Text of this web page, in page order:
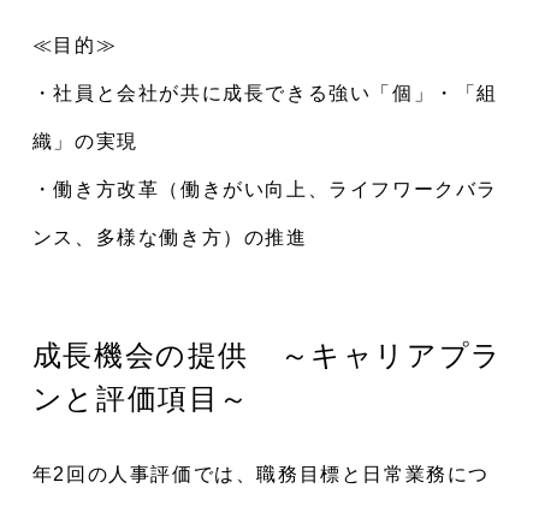
≪目的≫
・社員と会社が共に成長できる強い「個」・「組
織」の実現
・働き方改革（働きがい向上、ライフワークバラ
ンス、多様な働き方）の推進
成長機会の提供 ～キャリアプラ
ンと評価項目～
年2回の人事評価では、職務目標と日常業務につ